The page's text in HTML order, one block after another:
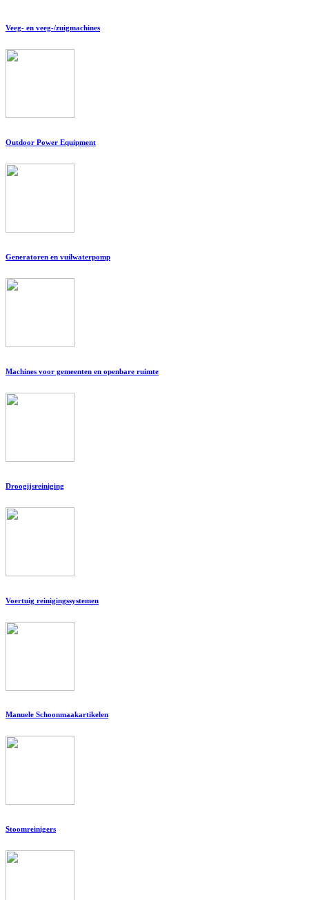
Veeg- en veeg-/zuigmachines
Outdoor Power Equipment
Generatoren en vuilwaterpomp
Machines voor gemeenten en openbare ruimte
Droogijsreiniging
Voertuig reinigingssystemen
Manuele Schoonmaakartikelen
Stoomreinigers